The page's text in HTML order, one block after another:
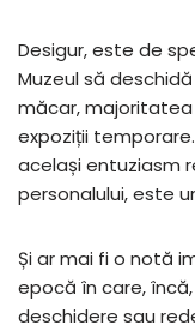
Desigur, este de
Muzeul să
măcar,
expoziții
același entuziasm
personalului, este
Și ar mai fi o notă
epocă în care,
deschidere sau